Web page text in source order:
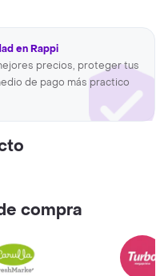
en Rappi
precios, proteger tus
de pago más practico
compra